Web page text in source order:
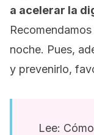
a acelerar la
noche. Pues,
y prevenirlo,
Lee: